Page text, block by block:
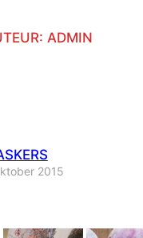
ADMIN
2015